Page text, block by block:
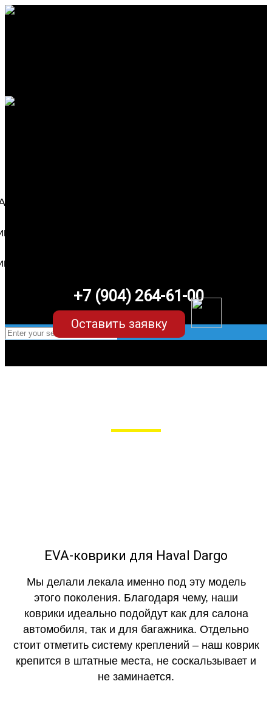
+7 (904) 264-61-00
Оставить заявку
EVA-коврики для Haval Dargo
Мы делали лекала именно под эту модель
этого поколения. Благодаря чему, наши
коврики идеально подойдут как для салона
автомобиля, так и для багажника. Отдельно
стоит отметить систему креплений – наш коврик
крепится в штатные места, не соскальзывает и
не заминается.